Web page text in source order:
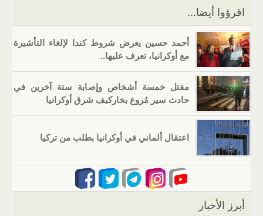
اقرؤوا أيضا...
أحمد حسين يعرض شروط كندا لإلغاء التأشيرة
مع أوكرانيا، تعرف عليها..
مقتل خمسة أشخاص وإصابة ستة آخرين في
حادث سير مُروع بخاركيف شرق أوكرانيا
اعتقال ألماني في أوكرانيا بطلب من تركيا
أبرز الأخبار